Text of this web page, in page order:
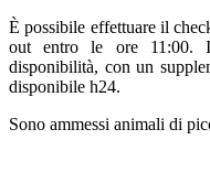
È possibile effettuare il
out entro le ore 11:00.
disponibilità, con un
disponibile h24.
Sono ammessi animali di